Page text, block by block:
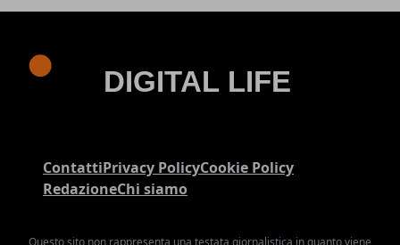
ContattiPrivacy PolicyCookie Policy
RedazioneChi siamo